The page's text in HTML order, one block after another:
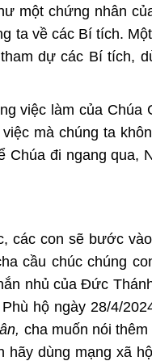
một chứng nhân
ta về các Bí tích.
dự các Bí tích,
việc làm của Chúa
mà chúng ta
Chúa đi ngang qua,
các con sẽ bước
cầu chúc chúng
nhủ của Đức
hộ ngày 28/4/
cha muốn nói thêm
hãy dùng mạng xã